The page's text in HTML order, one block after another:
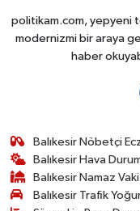
politikam.com, yepyeni
modernizmi bir araya
haber
Balıkesir Nöbetçi
Balıkesir Hava
Balıkesir Namaz
Balıkesir Trafik